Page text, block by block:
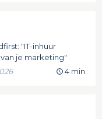
"IT-inhuur
je marketing"
4 min.